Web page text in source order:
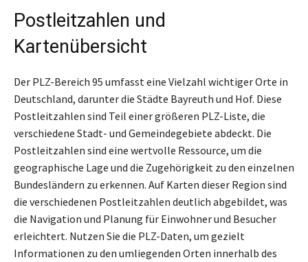
Postleitzahlen und
Kartenübersicht
Der PLZ-Bereich 95 umfasst eine Vielzahl wichtiger Orte in
Deutschland, darunter die Städte Bayreuth und Hof. Diese
Postleitzahlen sind Teil einer größeren PLZ-Liste, die
verschiedene Stadt- und Gemeindegebiete abdeckt. Die
Postleitzahlen sind eine wertvolle Ressource, um die
geographische Lage und die Zugehörigkeit zu den einzelnen
Bundesländern zu erkennen. Auf Karten dieser Region sind
die verschiedenen Postleitzahlen deutlich abgebildet, was
die Navigation und Planung für Einwohner und Besucher
erleichtert. Nutzen Sie die PLZ-Daten, um gezielt
Informationen zu den umliegenden Orten innerhalb des